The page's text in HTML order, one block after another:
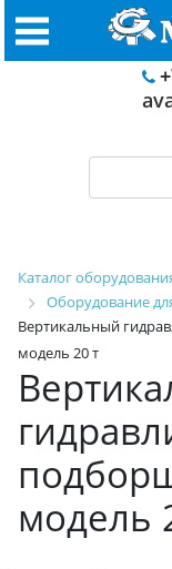
Каталог
Оборудование
Вертикальный
модель 20 т
модель